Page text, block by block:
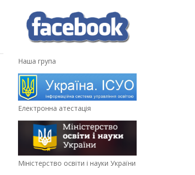
Наша група
Електронна атестація
Міністерство освіти і науки України